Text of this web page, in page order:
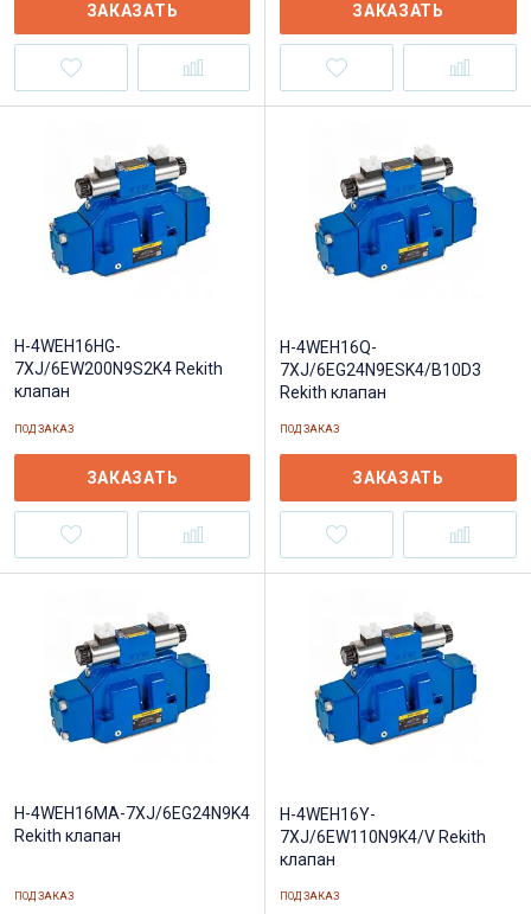
ЗАКАЗАТЬ ЗАКАЗАТЬ
H-4WEH16HG-
7XJ/6EW200N9S2K4 Rekith
клапан
ПОД ЗАКАЗ
ЗАКАЗАТЬ
H-4WEH16Q-
7XJ/6EG24N9ESK4/B10D3
Rekith клапан
ПОД ЗАКАЗ
ЗАКАЗАТЬ
H-4WEH16MA-7XJ/6EG24N9K4
Rekith клапан
ПОД ЗАКАЗ
H-4WEH16Y-
7XJ/6EW110N9K4/V Rekith
клапан
ПОД ЗАКАЗ